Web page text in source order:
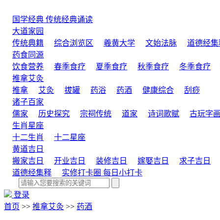
国学经典 传统经典诵读
大道家园
传统典籍
综合浏览区 羲黄大学 文始法脉
道德经集
药食同源
饮食营养
春季食疗 夏季食疗 秋季食疗 冬季食疗
推拿艾灸
推拿
艾灸 拔罐 药浴 药酒 健康综合
刮痧
诸子百家
儒家
历史探究 宗祠传统 道家 诗词歌赋 古玩字画
生肖星座
十二生肖
十二星座
黄道吉日
搬家吉日
开业吉日 装修吉日 嫁娶吉日
求子吉日
道德经集释
实修打卡圈 每日小打卡
登录
首页 >> 推拿艾灸 >> 药酒